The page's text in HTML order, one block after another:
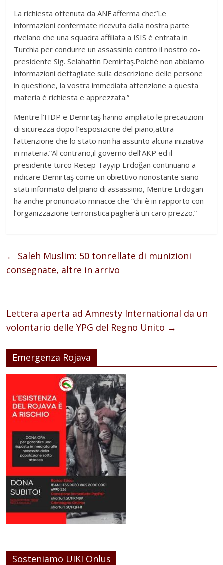
La richiesta ottenuta da ANF afferma che:”Le
informazioni confermate ricevuta dalla nostra parte
rivelano che una squadra affiliata a ISIS è entrata in
Turchia per condurre un assassinio contro il nostro co-
presidente Sig. Selahattin Demirtaş.Poiché non abbiamo
informazioni dettagliate sulla descrizione delle persone
in questione, la vostra immediata attenzione a questa
materia è richiesta e apprezzata.”
Mentre l’HDP e Demirtaş hanno ampliato le precauzioni
di sicurezza dopo l’esposizione del piano,attira
l’attenzione che lo stato non ha assunto alcuna iniziativa
in materia.”Al contrario,il governo dell’AKP ed il
presidente turco Recep Tayyip Erdoğan continuano a
indicare Demirtaş come un obiettivo nonostante siano
stati informato del piano di assassinio, Mentre Erdogan
ha anche pronunciato minacce che “chi è in rapporto con
l’organizzazione terroristica pagherà un caro prezzo.”
← Saleh Muslim: 50 tonnellate di munizioni
consegnate, altre in arrivo
Lettera aperta ad Amnesty International da un
volontario delle YPG del Regno Unito →
Emergenza Rojava
Sosteniamo UIKI Onlus